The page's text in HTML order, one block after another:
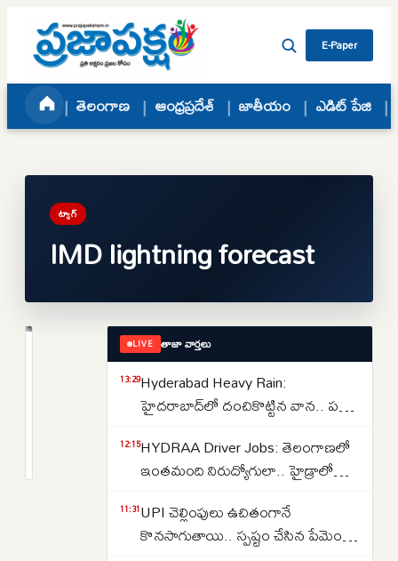
Skip to content
E-Paper
తెలంగాణ ఆంధ్రప్రదేశ్ జాతీయం ఎడిట్ పేజి
ట్యాగ్
IMD lightning forecast
LIVE తాజా వార్తలు
13:29Hyderabad Heavy Rain:
హైదరాబాద్‌లో దంచికొట్టిన వాన.. పలు
అత్యవసరమైతే తప్ప ఇళ్ల నుంచి
బయటకు రావొద్దని సూచన..
12:15HYDRAA Driver Jobs: తెలంగాణలో
ఇంతమంది నిరుద్యోగులా.. హైడ్రాలో
వేలాది మంది..
11:31UPI చెల్లింపులు ఉచితంగానే
కొనసాగుతాయి.. స్పష్టం చేసిన పేమెంట్